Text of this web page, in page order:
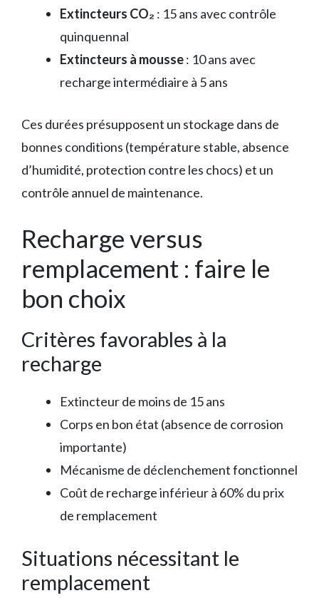
Extincteurs CO₂ : 15 ans avec contrôle
quinquennal
Extincteurs à mousse: 10 ans avec
recharge intermédiaire à 5 ans
Ces durées présupposent un stockage dans de
bonnes conditions (température stable, absence
d’humidité, protection contre les chocs) et un
contrôle annuel de maintenance.
Recharge versus
remplacement : faire le
bon choix
Critères favorables à la
recharge
Extincteur de moins de 15 ans
Corps en bon état (absence de corrosion
importante)
Mécanisme de déclenchement fonctionnel
Coût de recharge inférieur à 60% du prix
de remplacement
Situations nécessitant le
remplacement